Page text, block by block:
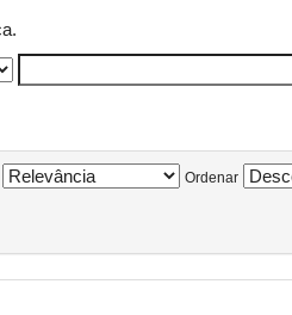
Ordenar